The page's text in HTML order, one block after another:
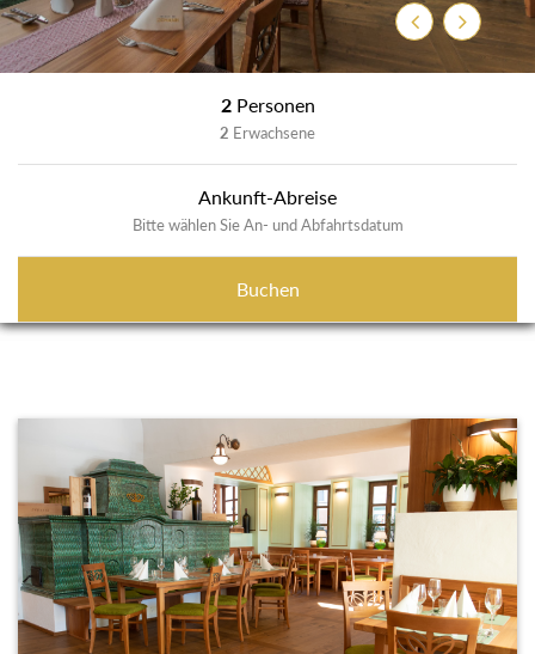
ZurückWeiter
2 Personen
2 Erwachsene
Ankunft-Abreise
Bitte wählen Sie An- und Abfahrtsdatum
Buchen